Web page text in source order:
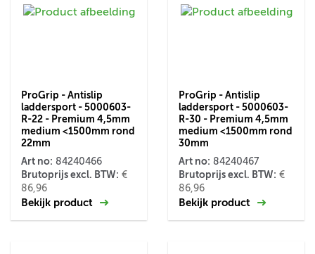
ProGrip - Antislip
laddersport - 5000603-
R-22 - Premium 4,5mm
medium <1500mm rond
22mm
Art no: 84240466
Brutoprijs excl. BTW: €
86,96
Bekijk product
ProGrip - Antislip
laddersport - 5000603-
R-30 - Premium 4,5mm
medium <1500mm rond
30mm
Art no: 84240467
Brutoprijs excl. BTW: €
86,96
Bekijk product